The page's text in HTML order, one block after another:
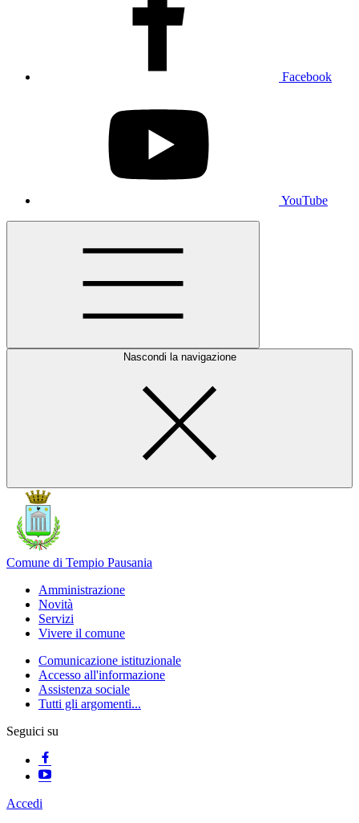
Facebook
YouTube
Nascondi la navigazione
Comune di Tempio Pausania
Amministrazione
Novità
Servizi
Vivere il comune
Comunicazione istituzionale
Accesso all'informazione
Assistenza sociale
Tutti gli argomenti...
Seguici su
Accedi